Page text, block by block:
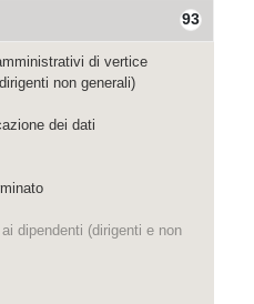
93
di vertice
non generali)
dei dati
dipendenti (dirigenti e non